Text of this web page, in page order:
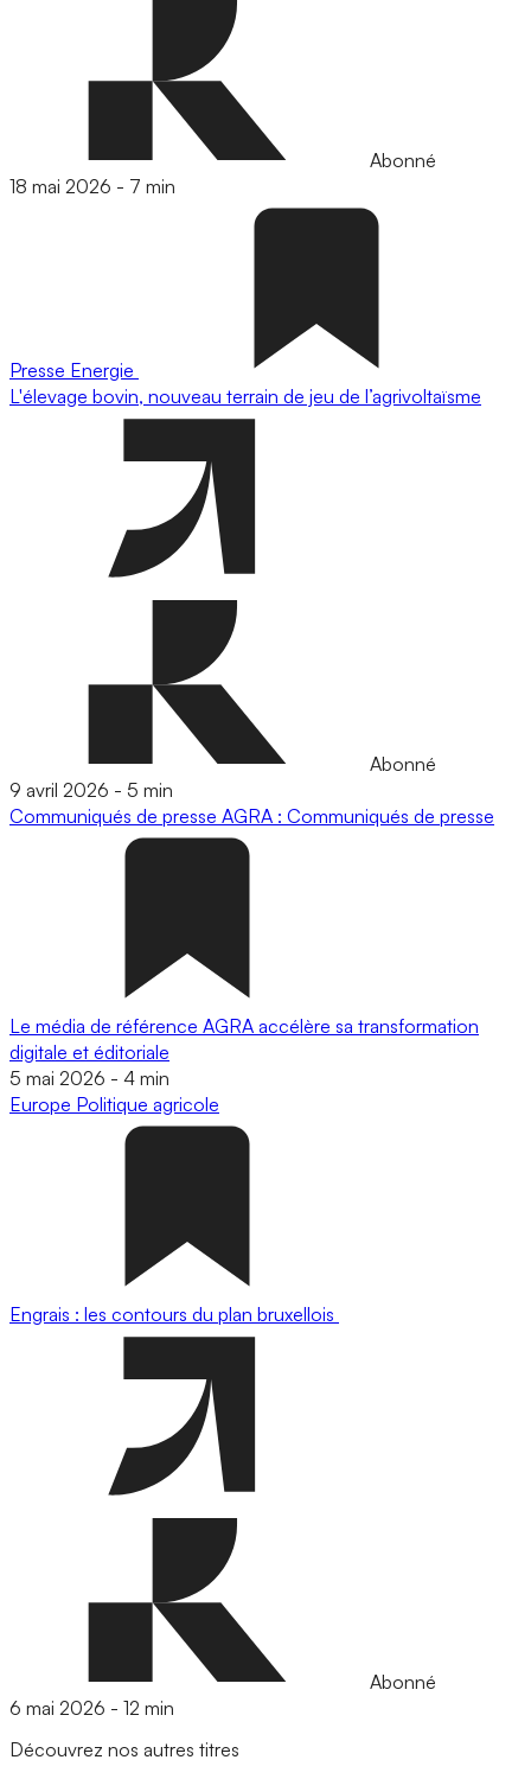
Abonné
18 mai 2026 - 7 min
Presse Energie
L'élevage bovin, nouveau terrain de jeu de l’agrivoltaïsme
Abonné
9 avril 2026 - 5 min
Communiqués de presse AGRA : Communiqués de presse
Le média de référence AGRA accélère sa transformation
digitale et éditoriale
5 mai 2026 - 4 min
Europe Politique agricole
Engrais : les contours du plan bruxellois
Abonné
6 mai 2026 - 12 min
Découvrez nos autres titres